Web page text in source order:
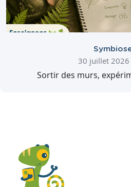
30 juillet 2026
Sortir des murs,